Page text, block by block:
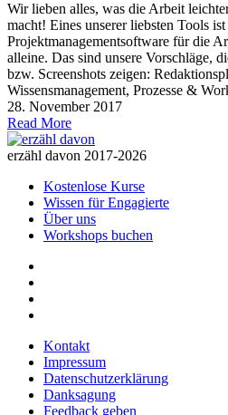
Wir lieben alles, was die Arbeit
macht! Eines unserer liebsten Tools
Projektmanagementsoftware für die
alleine. Das sind unsere Vorschläge,
bzw. Screenshots zeigen:
Wissensmanagement, Prozesse &
28. November 2017
Read More
erzähl davon 2017-2026
Kostenlose Kurse
Wissen für Engagierte
Über uns
Workshops buchen
Kontakt
Impressum
Datenschutzerklärung
Danksagung
Feedback geben